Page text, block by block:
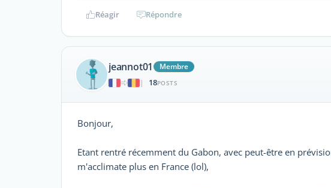
Réagir Répondre
jeannot01
Membre
|
18POSTS
Bonjour,
Etant rentré récemment du Gabon, avec peut-être en
m'acclimate plus en France (lol),